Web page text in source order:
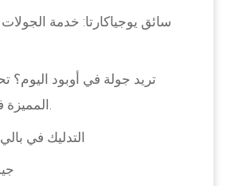
سائق يوجياكارتا: خدمة
تريد جولة في أوبود
المميزة في جدولنا الزمني.
التدليك في